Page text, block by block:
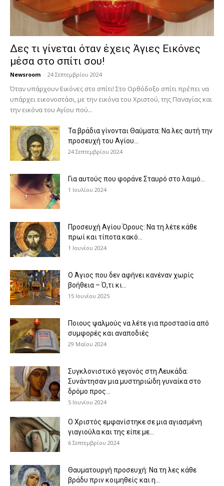
Δες τι γίνεται όταν έχεις Άγιες Εικόνες
μέσα στο σπίτι σου!
Newsroom - 24 Σεπτεμβρίου 2024
Όταν υπάρχουν Εικόνες στο σπίτι! Στο Ορθόδοξο σπίτι πρέπει να
υπάρχει εικονοστάσι, με την εικόνα του Χριστού, της Παν­αγίας και
την εικόνα του Αγίου πού...
Τα βράδια γίνονται Θαύματα: Να λες αυτή την
προσευχή του Αγίου...
24 Σεπτεμβρίου 2024
Για αυτούς που φοράνε Σταυρό στο λαιμό…
1 Ιουλίου 2024
Προσευχή Αγίου Όρους: Να τη λέτε κάθε
πρωί και τίποτα κακό...
1 Ιουνίου 2024
Ο Άγιος που δεν αφήνει κανέναν χωρίς
βοήθεια – Ό,τι κι...
15 Ιουνίου 2025
Ποιους ψαλμούς να λέτε για προστασία από
συμφορές και αναποδιές
29 Μαΐου 2024
Συγκλονιστικό γεγονός στη Λευκάδα:
Συνάντησαν μια μυστηριώδη γυναίκα στο
δρόμο προς...
5 Ιουνίου 2024
Ο Χριστός εμφανίστηκε σε μια αγιασμένη
γιαγιούλα και της είπε με...
6 Σεπτεμβρίου 2024
Θαυματουργή προσευχή: Να τη λες κάθε
βράδυ πριν κοιμηθείς και η...